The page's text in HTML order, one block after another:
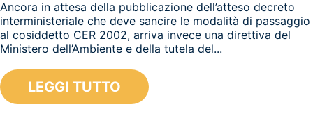
Ancora in attesa della pubblicazione dell’atteso decreto
interministeriale che deve sancire le modalità di passaggio
al cosiddetto CER 2002, arriva invece una direttiva del
Ministero dell’Ambiente e della tutela del...
LEGGI TUTTO